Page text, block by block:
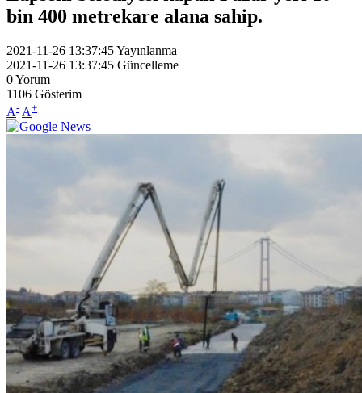
bin 400 metrekare alana sahip.
2021-11-26 13:37:45Yayınlanma
2021-11-26 13:37:45 Güncelleme
0Yorum
1106 Gösterim
A- A+